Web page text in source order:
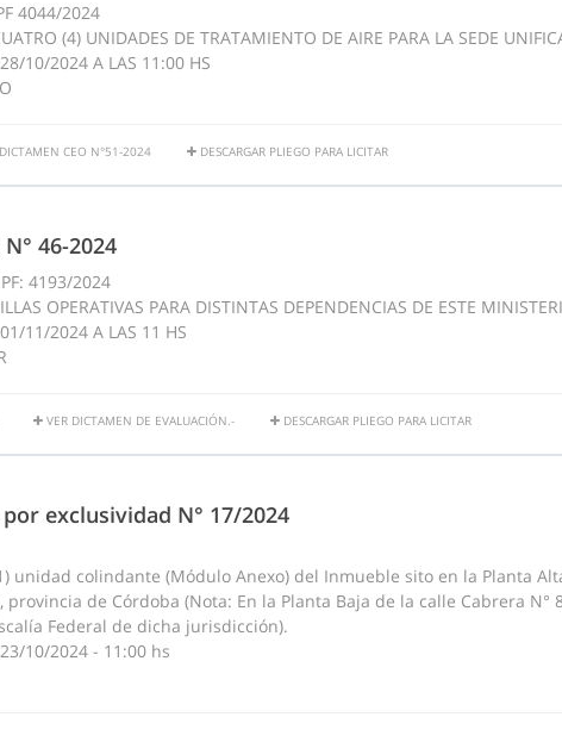
4044/2024
(4) UNIDADES DE TRATAMIENTO DE AIRE PARA LA SEDE
10/2024 A LAS 11:00 HS
CEO N°51-2024 DESCARGAR PLIEGO PARA LICITAR
46-2024
4193/2024
OPERATIVAS PARA DISTINTAS DEPENDENCIAS DE ESTE
11/2024 A LAS 11 HS
VER DICTAMEN DE EVALUACIÓN.- DESCARGAR PLIEGO PARA LICITAR
exclusividad N° 17/2024
unidad colindante (Módulo Anexo) del Inmueble sito en la Planta
de Córdoba (Nota: En la Planta Baja de la calle Cabrera N°
Federal de dicha jurisdicción).
10/2024 - 11:00 hs